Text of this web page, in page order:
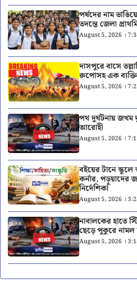
পর্ষদের নাম
তদন্তে জেলা
August 5, 2026 ।
দাসপুরে বাসে
রুপোসহ এক
August 5, 2026 ।
পথ দুর্ঘটনায়
আরোহী
August 5, 2026 ।
বইয়ের টানে স্কুলে
কর্নার, পড়ুয়াদের
নির্দেশিকা
August 5, 2026 ।
নাবালকের হাতে
ছেড়ে পুকুরে নামল
August 5, 2026 ।